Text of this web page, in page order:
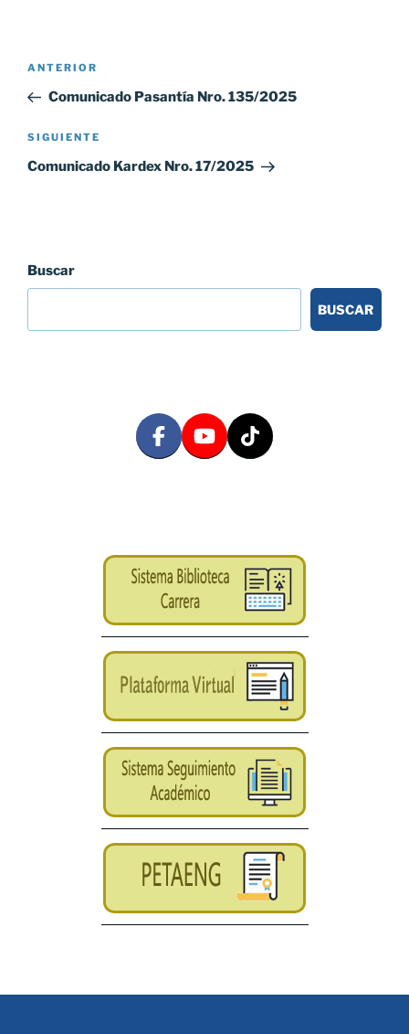
Navegación
entradas
Entrada
anterior:
ANTERIOR
Comunicado Pasantía Nro. 135/2025
Siguiente
entrada
SIGUIENTE
Comunicado Kardex Nro. 17/2025
Buscar
BUSCAR